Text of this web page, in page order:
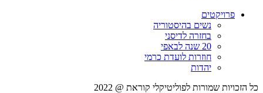
פרויקטים
נשים בהיסטוריה
בחזרה לדיסני
20 שנה לבאפי
חוזרות לועדת כרמי
יהדות
כל הזכויות שמורות לפוליטיקלי קוראת @ 2022